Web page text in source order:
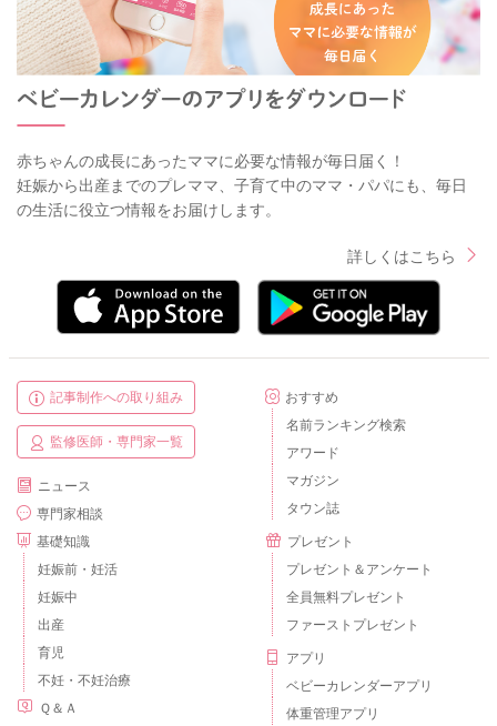
赤ちゃんの成長にあったママに必要な情報が毎日届く！
妊娠から出産までのプレママ、子育て中のママ・パパにも、毎日
の生活に役立つ情報をお届けします。
詳しくはこちら
記事制作への取り組み
監修医師・専門家一覧
ニュース
専門家相談
基礎知識
妊娠前・妊活
妊娠中
出産
育児
不妊・不妊治療
Ｑ＆Ａ
おすすめ
名前ランキング検索
アワード
マガジン
タウン誌
プレゼント
プレゼント＆アンケート
全員無料プレゼント
ファーストプレゼント
アプリ
ベビーカレンダーアプリ
体重管理アプリ